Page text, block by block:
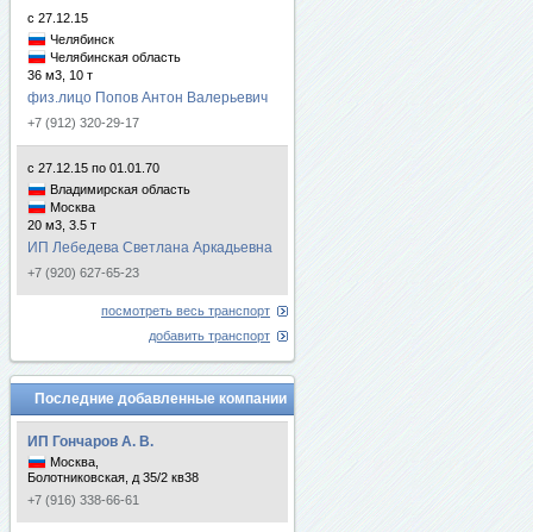
с 27.12.15
Челябинск
Челябинская область
36 м3, 10 т
физ.лицо Попов Антон Валерьевич
+7 (912) 320-29-17
с 27.12.15 по 01.01.70
Владимирская область
Москва
20 м3, 3.5 т
ИП Лебедева Светлана Аркадьевна
+7 (920) 627-65-23
посмотреть весь транспорт
добавить транспорт
Последние добавленные компании
ИП Гончаров А. В.
Москва,
Болотниковская, д 35/2 кв38
+7 (916) 338-66-61